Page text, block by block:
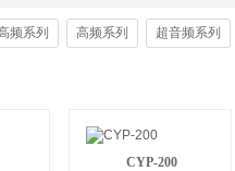
频系列 高频系列 超音频系列
CYP-200